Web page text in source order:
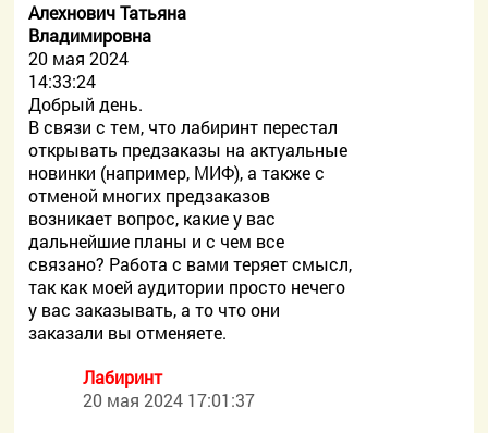
Алехнович Татьяна
Владимировна
20 мая 2024
14:33:24
Добрый день.
В связи с тем, что лабиринт перестал
открывать предзаказы на актуальные
новинки (например, МИФ), а также с
отменой многих предзаказов
возникает вопрос, какие у вас
дальнейшие планы и с чем все
связано? Работа с вами теряет смысл,
так как моей аудитории просто нечего
у вас заказывать, а то что они
заказали вы отменяете.
Лабиринт
20 мая 2024 17:01:37